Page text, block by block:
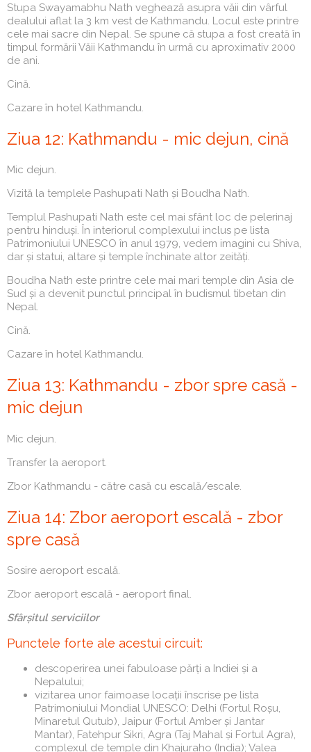
Stupa Swayamabhu Nath veghează asupra văii din vârful
dealului aflat la 3 km vest de Kathmandu. Locul este printre
cele mai sacre din Nepal. Se spune că stupa a fost creată în
timpul formării Văii Kathmandu în urmă cu aproximativ 2000
de ani.
Cină.
Cazare în hotel Kathmandu.
Ziua 12: Kathmandu - mic dejun, cină
Mic dejun.
Vizită la templele Pashupati Nath și Boudha Nath.
Templul Pashupati Nath este cel mai sfânt loc de pelerinaj
pentru hinduși. În interiorul complexului inclus pe lista
Patrimoniului UNESCO în anul 1979, vedem imagini cu Shiva,
dar și statui, altare și temple închinate altor zeități.
Boudha Nath este printre cele mai mari temple din Asia de
Sud și a devenit punctul principal în budismul tibetan din
Nepal.
Cină.
Cazare în hotel Kathmandu.
Ziua 13: Kathmandu - zbor spre casă -
mic dejun
Mic dejun.
Transfer la aeroport.
Zbor Kathmandu - către casă cu escală/escale.
Ziua 14: Zbor aeroport escală - zbor
spre casă
Sosire aeroport escală.
Zbor aeroport escală - aeroport final.
Sfârșitul serviciilor
Punctele forte ale acestui circuit:
descoperirea unei fabuloase părți a Indiei și a
Nepalului;
vizitarea unor faimoase locații înscrise pe lista
Patrimoniului Mondial UNESCO: Delhi (Fortul Roșu,
Minaretul Qutub), Jaipur (Fortul Amber și Jantar
Mantar), Fatehpur Sikri, Agra (Taj Mahal și Fortul Agra),
complexul de temple din Khajuraho (India); Valea